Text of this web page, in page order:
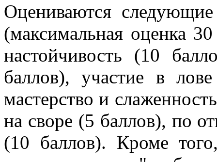
Оцениваются следующие
(максимальная оценка
настойчивость (10
баллов), участие в
мастерство и
на своре (5 баллов), по
(10 баллов). Кроме